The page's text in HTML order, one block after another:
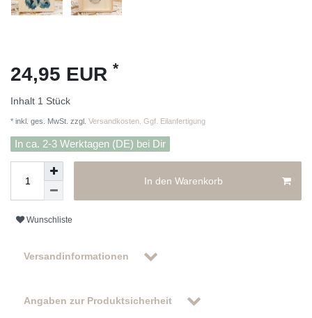
24,95 EUR *
Inhalt 1 Stück
* inkl. ges. MwSt. zzgl. Versandkosten. Ggf. Eilanfertigung
In ca. 2-3 Werktagen (DE) bei Dir
In den Warenkorb
Wunschliste
Versandinformationen
Angaben zur Produktsicherheit